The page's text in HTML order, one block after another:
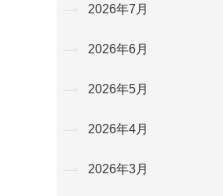
2026年7月
2026年6月
2026年5月
2026年4月
2026年3月